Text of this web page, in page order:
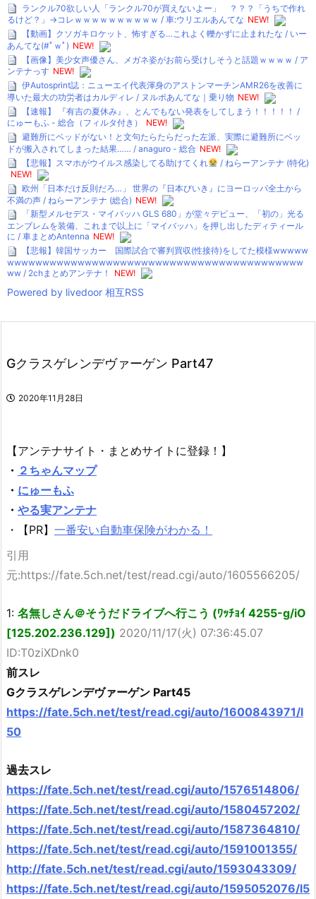
ランクル70欲しい人「ランクル70が買えないよー」 ？？？「うちで作れ
るけど？」→コレｗｗｗｗｗｗｗｗｗｗ / 車:ウリエルあんてな NEW!
【動画】クソガキロケット、怖すぎる…これよく轢かずに止まれたな / いー
あんてな(#ﾟｗﾟ) NEW!
【画像】美少女声優さん、メガネ姿がお前ら受けしそうと話題ｗｗｗｗ / ア
ンテナっす NEW!
伊Autosprint誌：ニューエイ代表渾身のアストンマーチンAMR26を改善に
導いた最大の功労者はカルディレ / ヌルポあんてな｜乗り物 NEW!
【速報】 『有吉の夏休み』、とんでもない発表をしてしまう！！！！！ /
にゅーもふ - 総合（フィルタ付き）
NEW!
避難所にベッドがない！と文句たらたらだった左派、実際に避難所にベッ
ドが搬入されてしまった結果…… / anaguro - 総合 NEW!
【悲報】スマホがウイルス感染してる助けてくれ
/ ねらーアンテナ (特化)
NEW!
欧州「日本だけ反則だろ…」 世界の『日本びいき』にヨーロッパ全土から
不満の声 / ねらーアンテナ (総合) NEW!
「新型メルセデス・マイバッハ GLS 680」が堂々デビュー、「初の」光る
エンブレムを装備、これまで以上に「マイバッハ」を押し出したディティール
に / 車まとめAntenna NEW!
【悲報】韓国サッカー 国際試合で審判買収(性接待)をしてた模様wwwww
wwwwwwwwwwwwwwwwwwwwwwwwwwwwwwwwwwwwwwwwww
ww / 2chまとめアンテナ！
NEW!
Powered by livedoor 相互RSS
Gクラスゲレンデヴァーゲン Part47
2020年11月28日
【アンテナサイト・まとめサイトに登録！】
・ ２ちゃんマップ
・ にゅーもふ
・ やる実アンテナ
・【PR】 一番安い自動車保険がわかる！
引用
元:https://fate.5ch.net/test/read.cgi/auto/1605566205/
1: 名無しさん＠そうだドライブへ行こう (ﾜｯﾁｮｲ 4255-g/iO
[125.202.236.129]) 2020/11/17(火) 07:36:45.07
ID:T0ziXDnk0
前スレ
Gクラスゲレンデヴァーゲン Part45
https://fate.5ch.net/test/read.cgi/auto/1600843971/l
50
過去スレ
https://fate.5ch.net/test/read.cgi/auto/1576514806/
https://fate.5ch.net/test/read.cgi/auto/1580457202/
https://fate.5ch.net/test/read.cgi/auto/1587364810/
https://fate.5ch.net/test/read.cgi/auto/1591001355/
http://fate.5ch.net/test/read.cgi/auto/1593043309/
https://fate.5ch.net/test/read.cgi/auto/1595052076/l5